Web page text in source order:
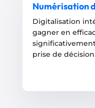
Numérisation
Digitalisation
gagner en
prise de